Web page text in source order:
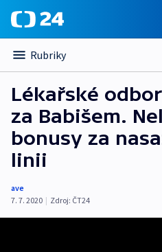
Rubriky
Lékařské
za Babišem.
bonusy za
linii
ave
7. 7. 2020 | Zdroj: ČT24